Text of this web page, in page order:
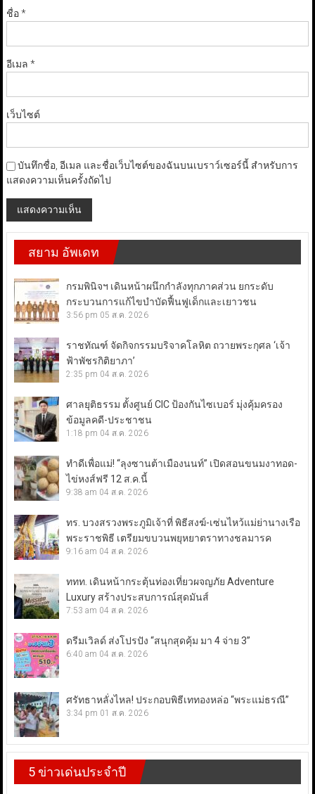
ชื่อ*
อีเมล *
เว็บไซต์
บันทึกชื่อ, อีเมล และชื่อเว็บไซต์ของฉันบนเบราว์เซอร์นี้ สำหรับการ
แสดงความเห็นครั้งถัดไป
สยาม อัพเดท
กรมพินิจฯ เดินหน้าผนึกกำลังทุกภาคส่วน ยกระดับ
กระบวนการแก้ไขบำบัดฟื้นฟูเด็กและเยาวชน
3:56 pm 05 ส.ค. 2026
ราชทัณฑ์ จัดกิจกรรมบริจาคโลหิต ถวายพระกุศล ‘เจ้า
ฟ้าพัชรกิติยาภา’
2:35 pm 04 ส.ค. 2026
ศาลยุติธรรม ตั้งศูนย์ CIC ป้องกันไซเบอร์ มุ่งคุ้มครอง
ข้อมูลคดี-ประชาชน
1:18 pm 04 ส.ค. 2026
ทำดีเพื่อแม่! “ลุงซานต้าเมืองนนท์” เปิดสอนขนมงาทอด-
ไข่หงส์ฟรี 12 ส.ค.นี้
9:38 am 04 ส.ค. 2026
ทร. บวงสรวงพระภูมิเจ้าที่ พิธีสงฆ์-เซ่นไหว้แม่ย่านางเรือ
พระราชพิธี เตรียมขบวนพยุหยาตราทางชลมารค
9:16 am 04 ส.ค. 2026
ททท. เดินหน้ากระตุ้นท่องเที่ยวผจญภัย Adventure
Luxury สร้างประสบการณ์สุดมันส์
7:53 am 04 ส.ค. 2026
ดรีมเวิลด์ ส่งโปรปัง “สนุกสุดคุ้ม มา 4 จ่าย 3”
6:40 am 04 ส.ค. 2026
ศรัทธาหลั่งไหล! ประกอบพิธีเททองหล่อ “พระแม่ธรณี”
3:34 pm 01 ส.ค. 2026
5 ข่าวเด่นประจำปี